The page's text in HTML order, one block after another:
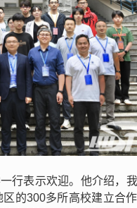
行表示欢迎。他介绍，
的300多所高校建立合